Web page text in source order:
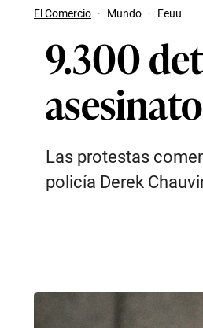
El Comercio · Mundo · Eeuu
9.300
Las protestas
policía Derek